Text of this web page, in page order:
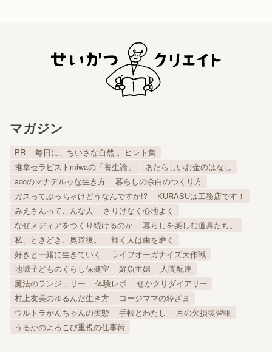
マガジン
PR
毎日に、ちいさな自然 。ヒント集
推拿セラピストmiwaの「養生論」
あたらしいお金のはなし
acoのマナデルゥな生き方
暮らしの余白のつくり方
ガスってぶっちゃけどうなんですか!?
KURASUは工務店です！
みえさんってこんな人
さりげなく心地よく
なぜメディアをつくり続けるのか
暮らしを楽しむ道具たち。
私、ときどき、奥道後。
輝く人は歯を磨く
好きと一緒に生きていく
ライフオーガナイズ大作戦
地域子どものくらし保健室
鮮魚主婦
人間配達
魔法のランジェリー
体験レポ
せかクリダイアリー
村上友美のゆるんだ生き方
コージママの粋ざま
ウルトラかんちゃんの実態
手帳とわたし
月の欠損復習帳
うるかのよろこび重視の仕事術